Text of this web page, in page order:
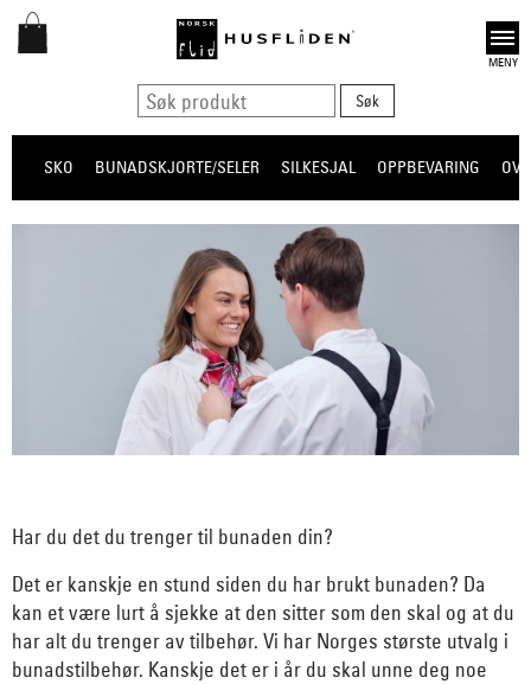
Open
SKO BUNADSKJORTE/SELER SILKESJAL OPPBEVARING
Har du det du trenger til bunaden din?
Det er kanskje en stund siden du har brukt bunaden? Da
kan et være lurt å sjekke at den sitter som den skal og at du
har alt du trenger av tilbehør. Vi har Norges største utvalg i
bunadstilbehør. Kanskje det er i år du skal unne deg noe